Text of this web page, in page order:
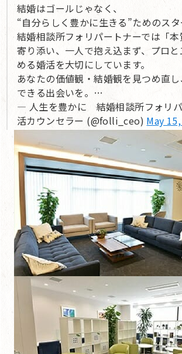
結婚はゴールじゃなく、
“自分らしく豊かに生きる”ためのスタ
結婚相談所フォリパートナーでは「
寄り添い、一人で抱え込まず、プロ
める婚活を大切にしています。
あなたの価値観・結婚観を見つめ直
できる出会いを。…
— 人生を豊かに 結婚相談所フォリ
活カウンセラー (@folli_ceo) May